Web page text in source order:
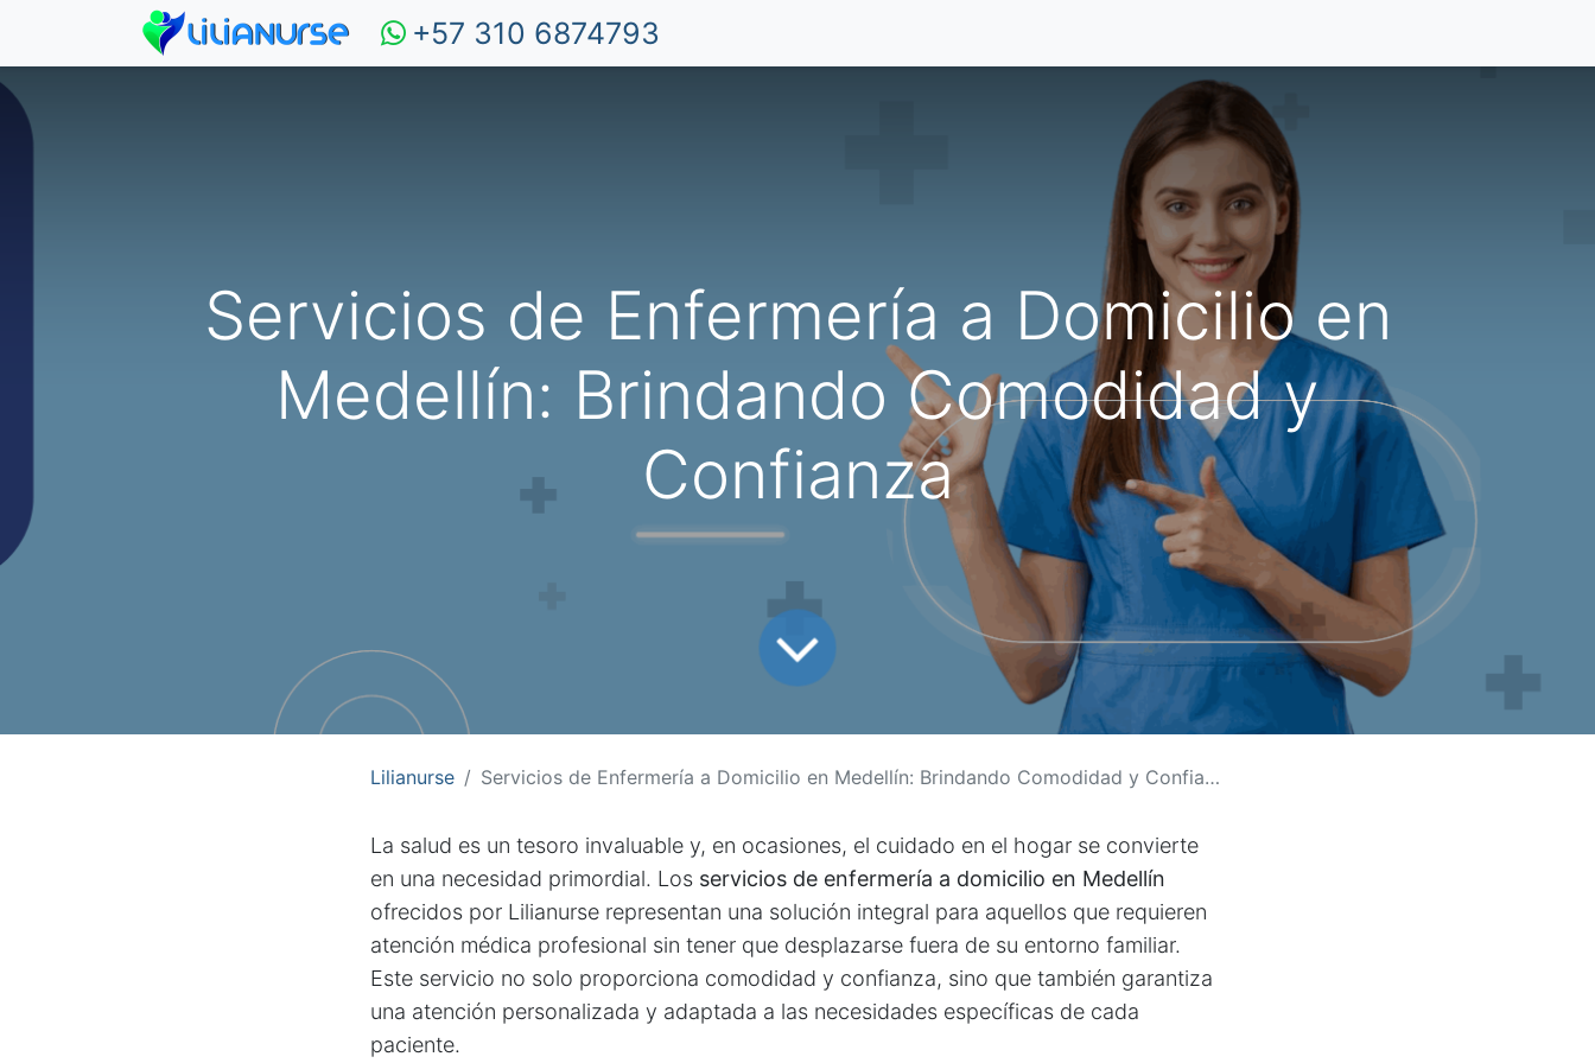
+57 310 6874793
Servicios de Enfermería a Domicilio en
Medellín: Brindando Comodidad y
Confianza
Lilianurse Servicios de Enfermería a Domicilio en Medellín: Brindando Comodidad y Confianza
La salud es un tesoro invaluable y, en ocasiones, el cuidado en el hogar se convierte
en una necesidad primordial. Los servicios de enfermería a domicilio en Medellín
ofrecidos por Lilianurse representan una solución integral para aquellos que requieren
atención médica profesional sin tener que desplazarse fuera de su entorno familiar.
Este servicio no solo proporciona comodidad y confianza, sino que también garantiza
una atención personalizada y adaptada a las necesidades específicas de cada
paciente.